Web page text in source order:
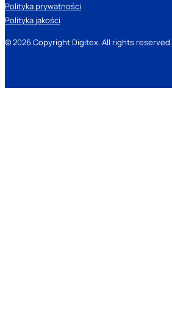
© 2026 Copyright Digitex. All rights reserved.
Polityka prywatności
Polityka jakości